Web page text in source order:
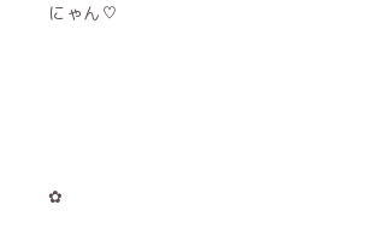
にゃん♡
‎✿